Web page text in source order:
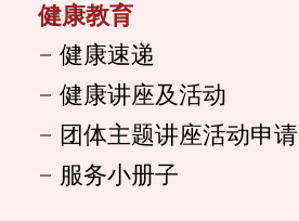
健康教育
健康速递
健康讲座及活动
团体主题讲座活动申请
服务小册子